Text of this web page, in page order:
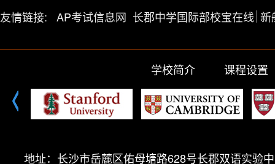
友情链接: AP考试信息网 长郡中学国际部校宝在线 新
学校简介 课程设置
地址：长沙市岳麓区佑母塘路628号长郡双语实验